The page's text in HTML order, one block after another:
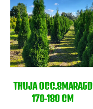
THUJA OCC.SMARAGD
170-180 CM